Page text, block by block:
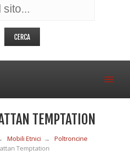
TEMPTATION
Mobili Etnici →
Poltroncine
Temptation